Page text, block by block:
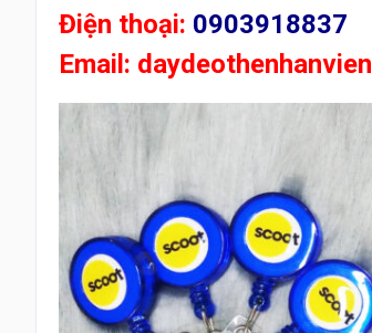
Điện thoại: 0903918837
Email: daydeothenhanvien